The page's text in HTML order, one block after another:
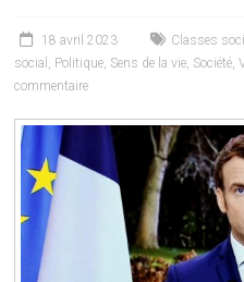
18 avril 2023 Classes
social
Politique Sens de la vie Société ,
commentaire